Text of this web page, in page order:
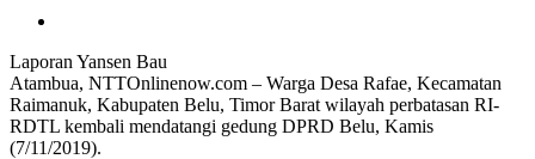
Laporan Yansen Bau
Atambua, NTTOnlinenow.com – Warga Desa Rafae, Kecamatan
Raimanuk, Kabupaten Belu, Timor Barat wilayah perbatasan RI-
RDTL kembali mendatangi gedung DPRD Belu, Kamis
(7/11/2019).